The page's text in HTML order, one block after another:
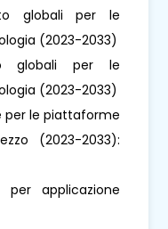
globali per le
(2023-2033)
globali per le
(2023-2033)
per le piattaforme
(2023-2033):
applicazione